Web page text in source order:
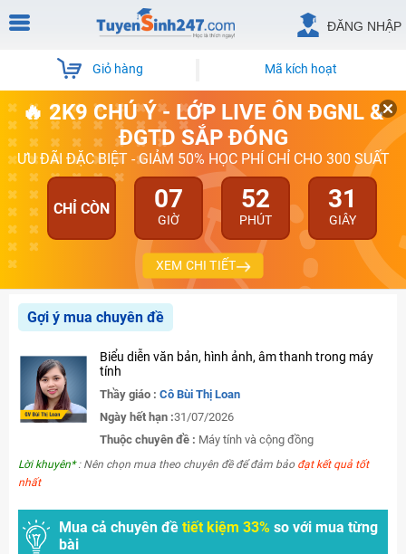
ĐĂNG NHẬP
Giỏ hàng Mã kích hoạt
🔥 2K9 CHÚ Ý - LỚP LIVE ÔN ĐGNL &
ĐGTD SẮP ĐÓNG
ƯU ĐÃI ĐẶC BIỆT - GIẢM 50% HỌC PHÍ CHỈ CHO 300 SUẤT
CHỈ CÒN 07
GIỜ
52
PHÚT
31
GIÂY
XEM CHI TIẾT
Gợi ý mua chuyên đề
Biểu diễn văn bản, hình ảnh, âm thanh trong máy
tính
Thầy giáo : Cô Bùi Thị Loan
Ngày hết hạn :31/07/2026
Thuộc chuyên đề : Máy tính và cộng đồng
Lời khuyên*: Nên chọn mua theo chuyên đề để đảm bảo đạt kết quả tốt
nhất
Mua cả chuyên đề tiết kiệm 33% so với mua từng
bài